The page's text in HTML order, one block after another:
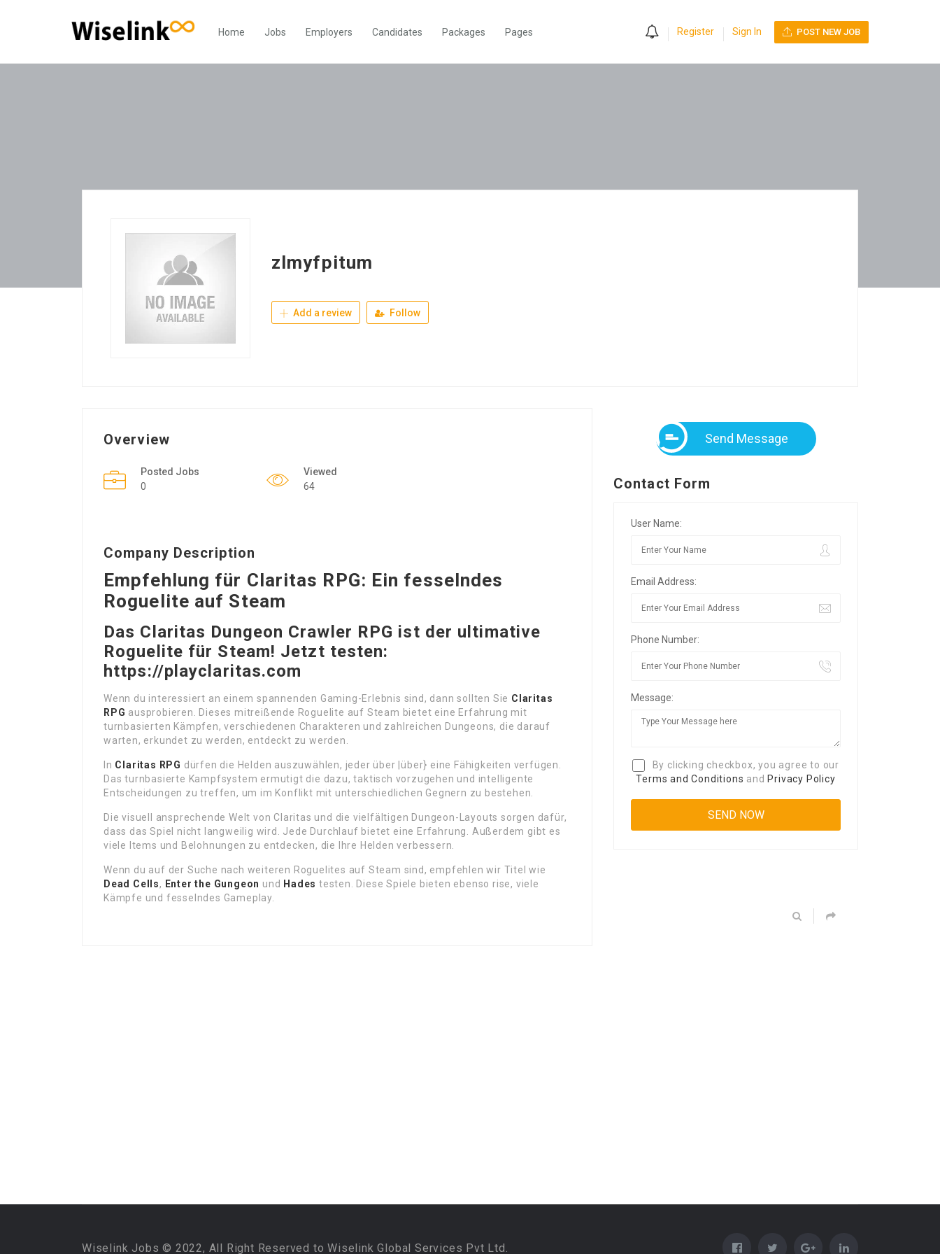
Home Jobs Employers Candidates Packages Pages Register Sign In POST NEW JOB
zlmyfpitum
Add a review Follow
Overview
Posted Jobs
0
Viewed
64
Company Description
Empfehlung für Claritas RPG: Ein fesselndes
Roguelite auf Steam
Das Claritas Dungeon Crawler RPG ist der ultimative
Roguelite für Steam! Jetzt testen:
https://playclaritas.com
Wenn du interessiert an einem spannenden Gaming-Erlebnis sind, dann sollten Sie Claritas
RPG ausprobieren. Dieses mitreißende Roguelite auf Steam bietet eine Erfahrung mit
turnbasierten Kämpfen, verschiedenen Charakteren und zahlreichen Dungeons, die darauf
warten, erkundet zu werden, entdeckt zu werden.
In Claritas RPG dürfen die Helden auszuwählen, jeder über |über} eine Fähigkeiten verfügen.
Das turnbasierte Kampfsystem ermutigt die dazu, taktisch vorzugehen und intelligente
Entscheidungen zu treffen, um im Konflikt mit unterschiedlichen Gegnern zu bestehen.
Die visuell ansprechende Welt von Claritas und die vielfältigen Dungeon-Layouts sorgen dafür,
dass das Spiel nicht langweilig wird. Jede Durchlauf bietet eine Erfahrung. Außerdem gibt es
viele Items und Belohnungen zu entdecken, die Ihre Helden verbessern.
Wenn du auf der Suche nach weiteren Roguelites auf Steam sind, empfehlen wir Titel wie
Dead Cells, Enter the Gungeon und Hades testen. Diese Spiele bieten ebenso rise, viele
Kämpfe und fesselndes Gameplay.
Send Message
Contact Form
User Name:
Email Address:
Phone Number:
Message:
By clicking checkbox, you agree to our
Terms and Conditions and Privacy Policy
Wiselink Jobs © 2022, All Right Reserved to Wiselink Global Services Pvt Ltd.